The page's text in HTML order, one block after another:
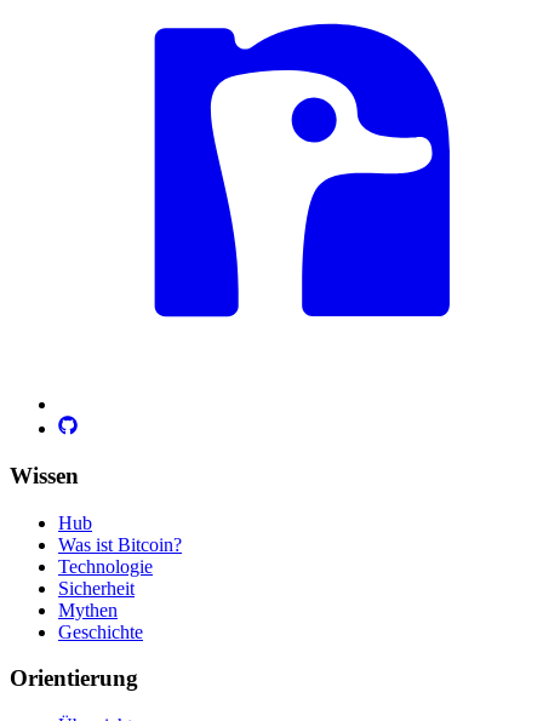
Wissen
Hub
Was ist Bitcoin?
Technologie
Sicherheit
Mythen
Geschichte
Orientierung